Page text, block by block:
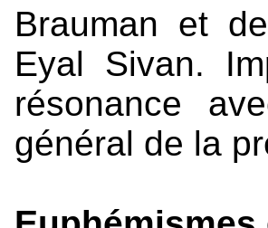
Brauman et
Eyal Sivan.
résonance
général de la